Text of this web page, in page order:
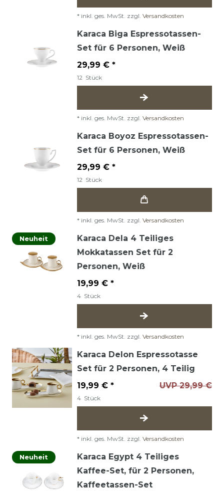
* inkl. ges. MwSt. zzgl. Versandkosten
Karaca Biga Espressotassen-
Set für 6 Personen, Weiß
29,99 € *
12 Stück
* inkl. ges. MwSt. zzgl. Versandkosten
Karaca Boyoz Espressotassen-
Set für 6 Personen, Weiß
29,99 € *
12 Stück
* inkl. ges. MwSt. zzgl. Versandkosten
Neuheit
Karaca Dela 4 Teiliges
Mokkatassen Set für 2
Personen, Weiß
19,99 € *
4 Stück
* inkl. ges. MwSt. zzgl. Versandkosten
Karaca Delon Espressotasse
Set für 2 Personen, 4 Teilig
UVP 29,99 €
19,99 € *
4 Stück
* inkl. ges. MwSt. zzgl. Versandkosten
Neuheit
Karaca Egypt 4 Teiliges
Kaffee-Set, für 2 Personen,
Kaffeetassen-Set